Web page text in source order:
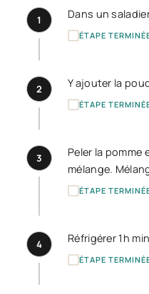
1 Dans un
ÉTAPE
2 Y ajouter la
ÉTAPE
3
Peler la
mélange.
ÉTAPE
4 Réfrigérer 1h
ÉTAPE